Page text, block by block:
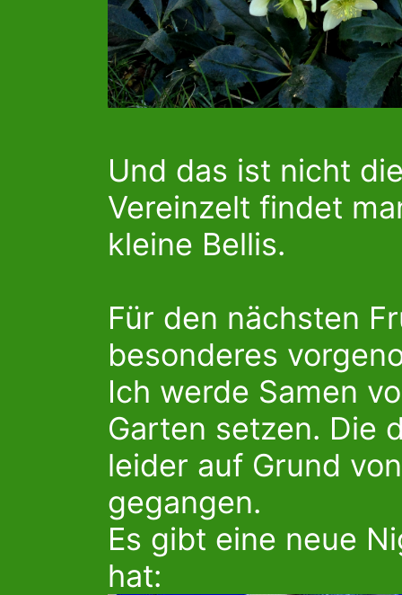
Und das ist nicht
Vereinzelt findet
kleine Bellis.
Für den nächsten
besonderes
Ich werde Samen
Garten setzen. Die
leider auf Grund
gegangen.
Es gibt eine neue
hat: